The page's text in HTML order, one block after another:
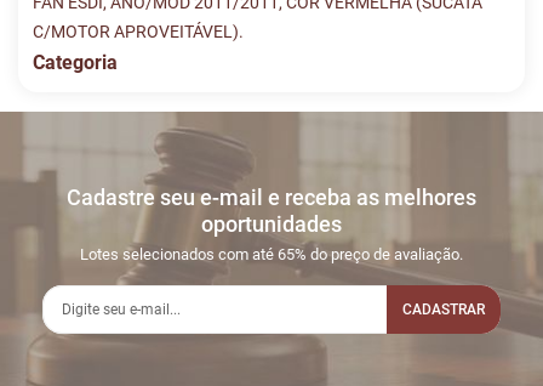
C/MOTOR APROVEITÁVEL).
Categoria
DATA/HORA
16/07
LANCE ON-
LINE
LOTE 039
Usuário:
MONTEIROPECAS
R$
2
17/07
Usuário:
R$
conosco pelo whatsapp:
Sua dúvida
Cadastre seu e-mail e receba as melhores
oportunidades
Lotes selecionados com até 65% do preço de avaliação.
CADASTRAR